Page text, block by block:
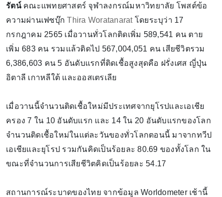
รัตน์คณะแพทยศาสตร์ จุฬาลงกรณ์มหาวิทยาลัย โพสต์ข้อ
ความผ่านเฟซบุ๊กThira Woratanarat โดยระบุว่า 17
กรกฎาคม 2565 เมื่อวานทั่วโลกติดเพิ่ม 589,541 คน ตาย
เพิ่ม 683 คน รวมแล้วติดไป 567,004,051 คน เสียชีวิตรวม
6,386,603 คน 5 อันดับแรกที่ติดเชื้อสูงสุดคือ ฝรั่งเศส ญี่ปุ่น
อิตาลี เกาหลีใต้ และออสเตรเลีย
เมื่อวานนี้จำนวนติดเชื้อใหม่มีประเทศจากยุโรปและเอเชีย
ครอง 7 ใน 10 อันดับแรก และ 14 ใน 20 อันดับแรกของโลก
จำนวนติดเชื้อใหม่ในแต่ละวันของทั่วโลกตอนนี้ มาจากทวีป
เอเชียและยุโรป รวมกันคิดเป็นร้อยละ 80.69 ของทั้งโลก ใน
ขณะที่จำนวนการเสียชีวิตคิดเป็นร้อยละ 54.17
สถานการณ์ระบาดของไทย จากข้อมูล Worldometer เช้านี้